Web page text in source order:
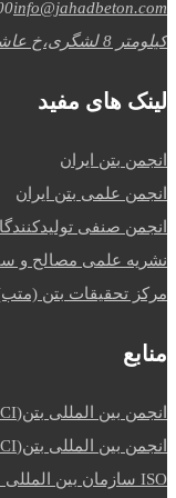
info@jahadbeton.com
کیلومتر 8 لشگری،خ عاشری، تقاطع جلال
لینک های مفید
انجمن بتن ایران
انجمن علمی بتن ایران
انجمن صنفی
نشریه علمی مصالح و
مرکز تحقیقات بتن
منابع
انجمن بین المللی بتن(ACI)
انجمن بین المللی بتن(ACI) – شاخه ایران
ISO سازمان بین المللی استاندارد